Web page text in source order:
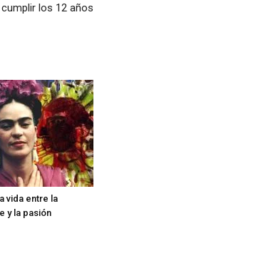
los 12 años
vida entre la
y la pasión